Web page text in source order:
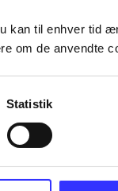
kan til enhver tid
om de anvendte
Statistik